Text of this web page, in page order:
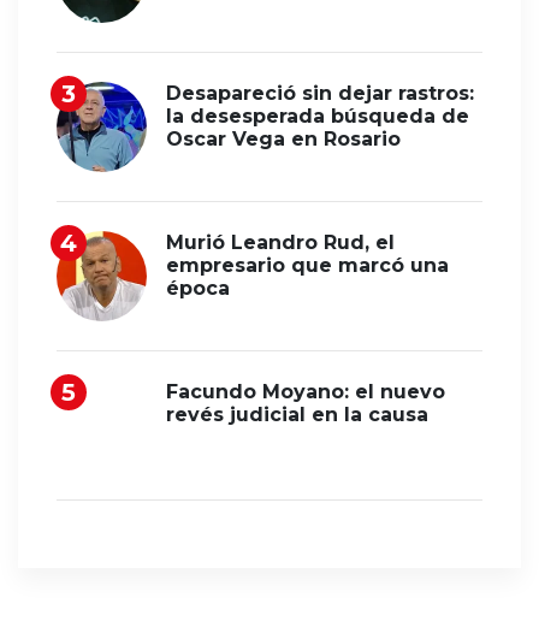
Desapareció sin dejar rastros:
la desesperada búsqueda de
Oscar Vega en Rosario
Murió Leandro Rud, el
empresario que marcó una
época
Facundo Moyano: el nuevo
revés judicial en la causa